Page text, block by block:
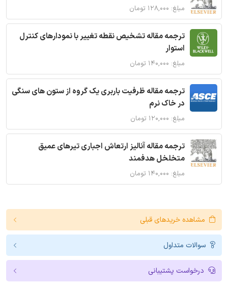
مبلغ: ۱۲۸,۰۰۰ تومان
ترجمه مقاله تشخیص نقطه تغییر با نمودارهای کنترل
استوار
مبلغ: ۱۴۰,۰۰۰ تومان
ترجمه مقاله ظرفیت باربری یک گروه از ستون های سنگی
در خاک نرم
مبلغ: ۱۲۰,۰۰۰ تومان
ترجمه مقاله آنالیز ارتعاش اجباری تیرهای عمیق
متخلخل هدفمند
مبلغ: ۱۴۰,۰۰۰ تومان
مشاهده خریدهای قبلی
سوالات متداول
درخواست پشتیبانی